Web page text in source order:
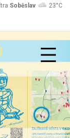
Soběslav 23°C